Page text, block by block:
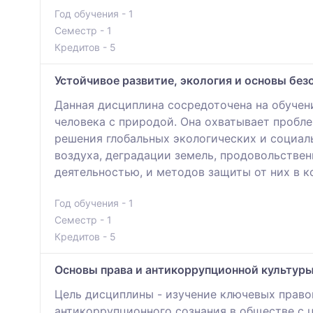
Год обучения - 1
Семестр - 1
Кредитов - 5
Устойчивое развитие, экология и основы
Данная дисциплина сосредоточена на
человека с природой. Она охватывает
решения глобальных экологических и
воздуха, деградации земель,
деятельностью, и методов защиты от них в
Год обучения - 1
Семестр - 1
Кредитов - 5
Основы права и антикоррупционной
Цель дисциплины - изучение ключевых